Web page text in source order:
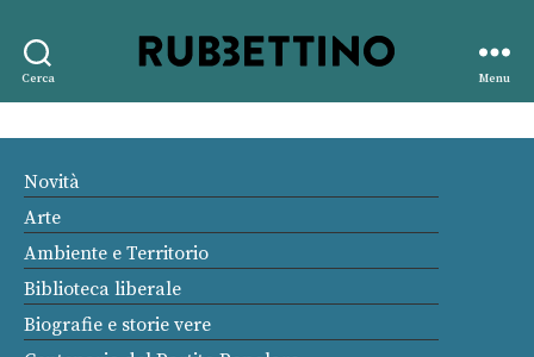
Cerca
editore
Menu
Novità
Arte
Ambiente e Territorio
Biblioteca liberale
Biografie e storie vere